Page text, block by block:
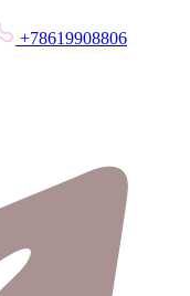
+78619908806